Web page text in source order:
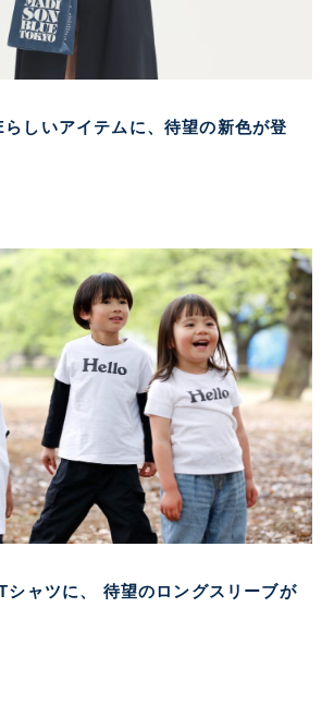
しいアイテムに、待望の新色が登
ャツに、 待望のロングスリーブが